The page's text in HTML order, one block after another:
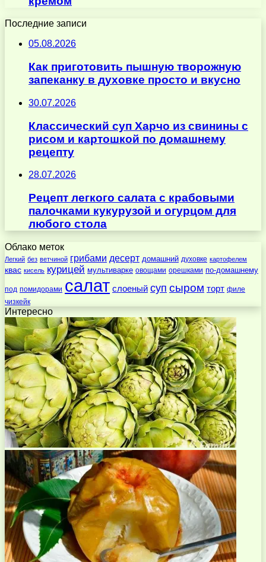
Последние записи
05.08.2026
Как приготовить пышную творожную
запеканку в духовке просто и вкусно
30.07.2026
Классический суп Харчо из свинины с
рисом и картошкой по домашнему
рецепту
28.07.2026
Рецепт легкого салата с крабовыми
палочками кукурузой и огурцом для
любого стола
Облако меток
Легкий без ветчиной грибами десерт домашний духовке картофелем
квас кисель курицей мультиварке овощами орешками по-домашнему
под помидорами салат слоеный суп сыром торт филе
чизкейк
Интересно